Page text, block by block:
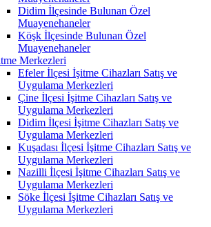
Didim İlçesinde Bulunan Özel
Muayenehaneler
Köşk İlçesinde Bulunan Özel
Muayenehaneler
Merkezleri
Efeler İlçesi İşitme Cihazları Satış ve
Uygulama Merkezleri
Çine İlçesi İşitme Cihazları Satış ve
Uygulama Merkezleri
Didim İlçesi İşitme Cihazları Satış ve
Uygulama Merkezleri
Kuşadası İlçesi İşitme Cihazları Satış ve
Uygulama Merkezleri
Nazilli İlçesi İşitme Cihazları Satış ve
Uygulama Merkezleri
Söke İlçesi İşitme Cihazları Satış ve
Uygulama Merkezleri